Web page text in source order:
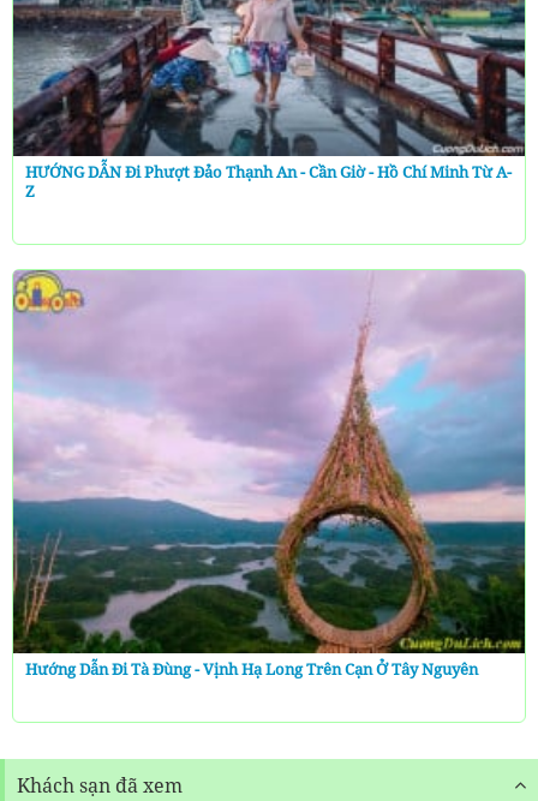
HƯỚNG DẪN Đi Phượt Đảo Thạnh An - Cần Giờ - Hồ Chí Minh Từ A-
Z
Hướng Dẫn Đi Tà Đùng - Vịnh Hạ Long Trên Cạn Ở Tây Nguyên
Khách sạn đã xem